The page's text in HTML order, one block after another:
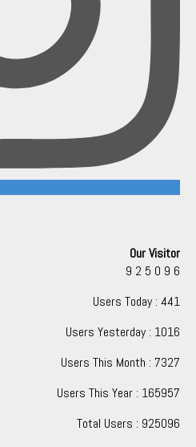
Our Visitor
9 2 5 0 9 6
Users Today : 441
Users Yesterday : 1016
Users This Month : 7327
Users This Year : 165957
Total Users : 925096